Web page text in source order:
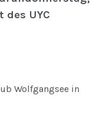
des UYC
Wolfgangsee in